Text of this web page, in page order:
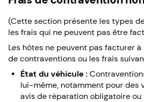
(Cette section présente les types
les frais qui ne peuvent pas être
Les hôtes ne peuvent pas facturer
de contraventions ou les frais
État du véhicule :
lui-même, notamment pour des
avis de réparation obligatoire